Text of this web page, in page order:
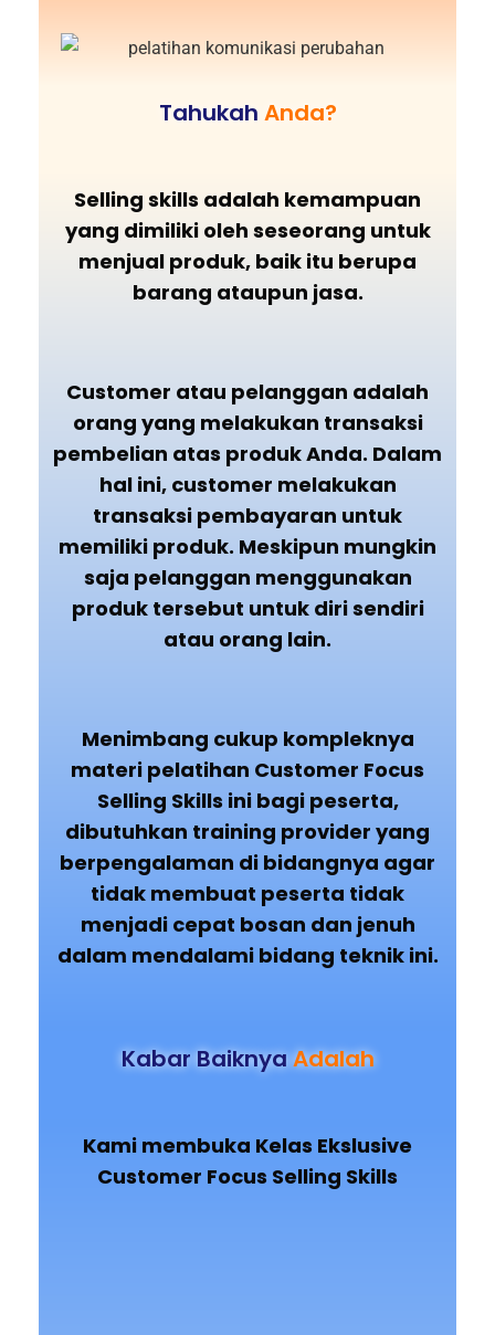
Tahukah Anda?
Selling skills adalah kemampuan
yang dimiliki oleh seseorang untuk
menjual produk, baik itu berupa
barang ataupun jasa.
Customer atau pelanggan adalah
orang yang melakukan transaksi
pembelian atas produk Anda. Dalam
hal ini, customer melakukan
transaksi pembayaran untuk
memiliki produk. Meskipun mungkin
saja pelanggan menggunakan
produk tersebut untuk diri sendiri
atau orang lain.
Menimbang cukup kompleknya
materi pelatihan Customer Focus
Selling Skills ini bagi peserta,
dibutuhkan training provider yang
berpengalaman di bidangnya agar
tidak membuat peserta tidak
menjadi cepat bosan dan jenuh
dalam mendalami bidang teknik ini.
Kabar BaiknyaAdalah
Kami membuka Kelas Ekslusive
Customer Focus Selling Skills